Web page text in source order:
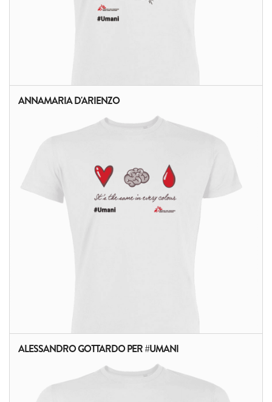
ANNAMARIA D'ARIENZO
ALESSANDRO GOTTARDO PER #UMANI